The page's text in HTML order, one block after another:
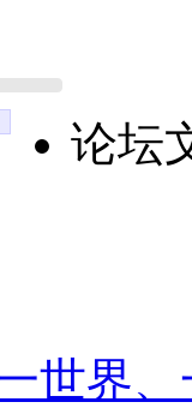
论坛
世界